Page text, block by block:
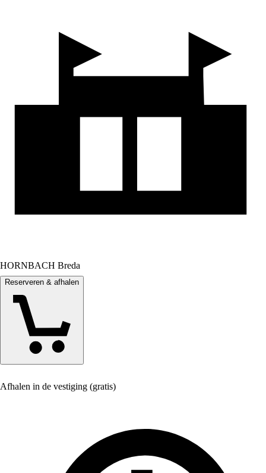
HORNBACH Breda
Reserveren & afhalen
Afhalen in de vestiging (gratis)